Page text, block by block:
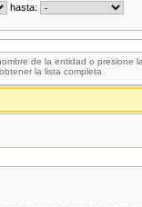
hasta:
de la entidad o presione
la lista completa